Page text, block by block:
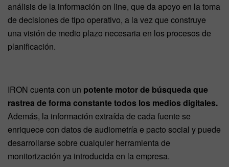
análisis de la información on line, que da apoyo en la toma
de decisiones de tipo operativo, a la vez que construye
una visión de medio plazo necesaria en los procesos de
planificación.
IRON cuenta con un potente motor de búsqueda que
rastrea de forma constante todos los medios digitales.
Además, la información extraída de cada fuente se
enriquece con datos de audiometría e pacto social y puede
desarrollarse sobre cualquier herramienta de
monitorización ya introducida en la empresa.